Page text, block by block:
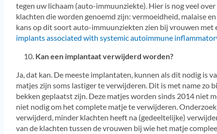
tegen uw lichaam (auto-immuunziekte). Hier is nog veel
klachten die worden genoemd zijn: vermoeidheid, malaise
kans op dit soort auto-immuunziekten zien bij vrouwen met
implants associated with systemic autoimmune
Kan een implantaat verwijderd worden?
Ja, dat kan. De meeste implantaten, kunnen als dit nodig is
matjes zijn soms lastiger te verwijderen. Dit is met name zo
bekken geplaatst zijn. Deze matjes worden sinds 2014 niet
niet nodig om het complete matje te verwijderen.
verwijderd, minder klachten heeft na (gedeeltelijke)
van de klachten tussen de vrouwen bij wie het matje